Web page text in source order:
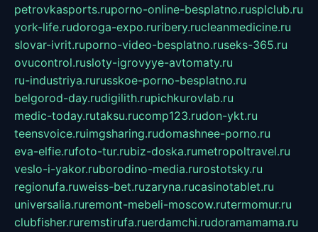
petrovkasports.ruporno-online-besplatno.rusplclub.ru
york-life.rudoroga-expo.ruribery.rucleanmedicine.ru
slovar-ivrit.ruporno-video-besplatno.ruseks-365.ru
ovucontrol.rusloty-igrovyye-avtomaty.ru
ru-industriya.rurusskoe-porno-besplatno.ru
belgorod-day.rudigilith.rupichkurovlab.ru
medic-today.rutaksu.rucomp123.rudon-ykt.ru
teensvoice.ruimgsharing.rudomashnee-porno.ru
eva-elfie.rufoto-tur.rubiz-doska.rumetropoltravel.ru
veslo-i-yakor.ruborodino-media.rurostotsky.ru
regionufa.ruweiss-bet.ruzaryna.rucasinotablet.ru
universalia.ruremont-mebeli-moscow.rutermomur.ru
clubfisher.ruremstirufa.ruerdamchi.rudoramamama.ru